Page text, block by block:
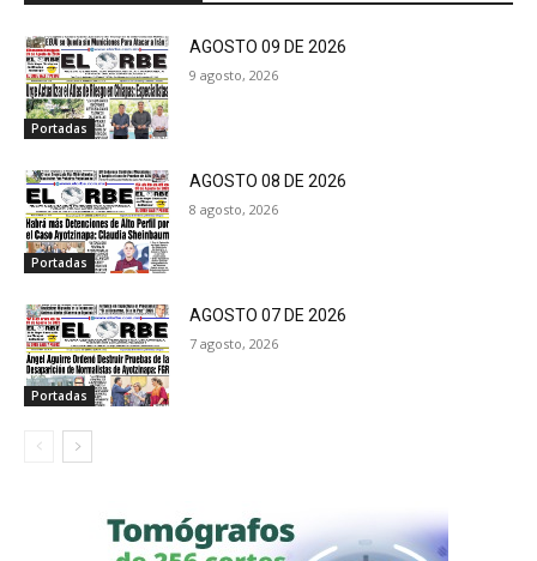
Portadas
AGOSTO 09 DE 2026
9 agosto, 2026
Portadas
AGOSTO 08 DE 2026
8 agosto, 2026
Portadas
AGOSTO 07 DE 2026
7 agosto, 2026